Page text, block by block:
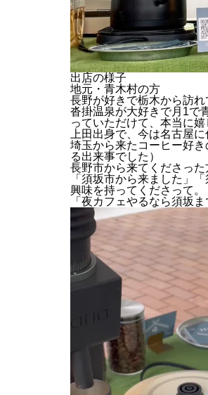
出店の様子
地元・青木村の方
長野が好きで栃木から訪れ
沓掛温泉が大好きで月1で
っていただけて、本当に嬉
上田出身で、今は名古屋
埼玉から来たコーヒー好
る出来事でした）
長野市から来てくださった
「須坂市から来ました」
興味を持ってくださって。
「夜カフェやるなら須坂